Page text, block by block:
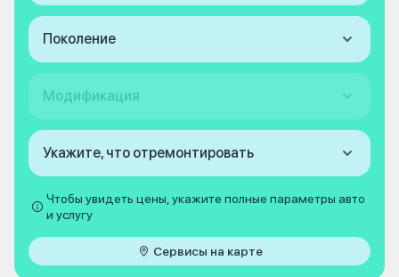
Поколение
Модификация
Укажите, что отремонтировать
Чтобы увидеть цены, укажите полные параметры авто
и услугу
Сервисы на карте